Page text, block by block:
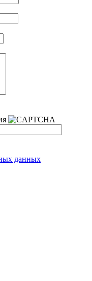
данных